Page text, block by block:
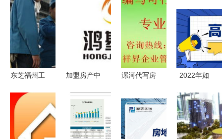
东芝福州工
优化项目
沈阳装饰装
修公司的跨
加盟房产中
深度解读鸿
基房产
22.03万元
漯河代写房
行性研究报
告 低成本
高通过率管
2022年如
证/高级技
师证落户上
海 房地产